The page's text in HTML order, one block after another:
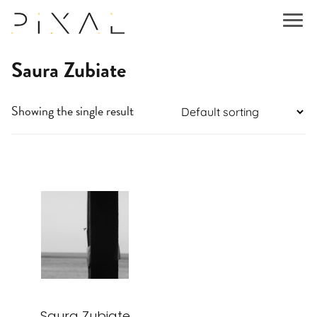
Saura Zubiate
Showing the single result
product
multiple
variants.
The
options
chosen